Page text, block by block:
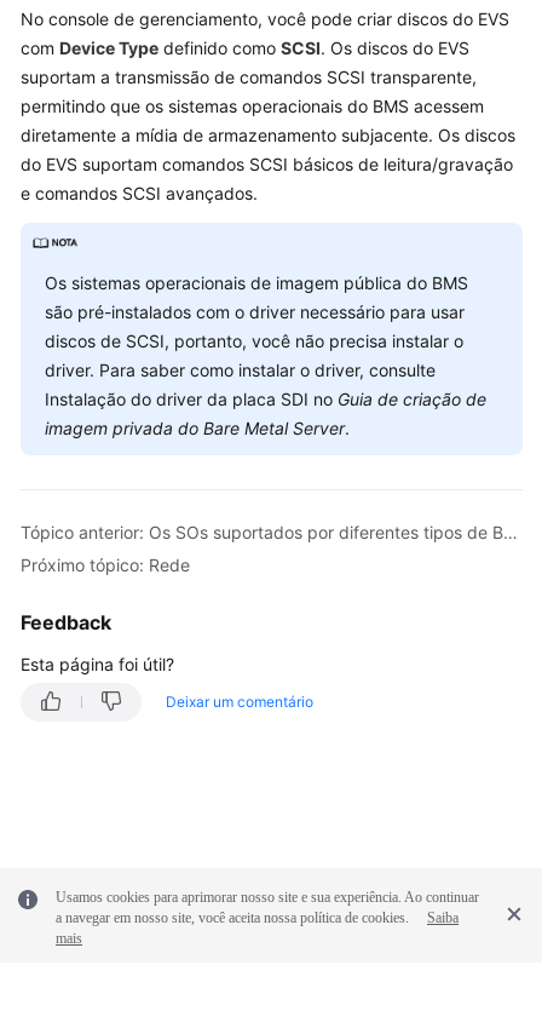
SDK
Reference
Private
Image
Creation
Guide
Troubleshooting
Videos
More
Documents
No console de gerenciamento, você pode criar discos do EVS
com Device Type definido como SCSI. Os discos do EVS
suportam a transmissão de comandos SCSI transparente,
permitindo que os sistemas operacionais do BMS acessem
diretamente a mídia de armazenamento subjacente. Os discos
do EVS suportam comandos SCSI básicos de leitura/gravação
e comandos SCSI avançados.
Os sistemas operacionais de imagem pública do BMS
são pré-instalados com o driver necessário para usar
discos de SCSI, portanto, você não precisa instalar o
driver. Para saber como instalar o driver, consulte
Instalação do driver da placa SDI no Guia de criação de
imagem privada do Bare Metal Server.
Tópico anterior: Os SOs suportados por diferentes tipos de BMSs
Próximo tópico: Rede
Feedback
Esta página foi útil?
Deixar um comentário
Usamos cookies para aprimorar nosso site e sua experiência. Ao continuar
a navegar em nosso site, você aceita nossa política de cookies.
Saiba
mais